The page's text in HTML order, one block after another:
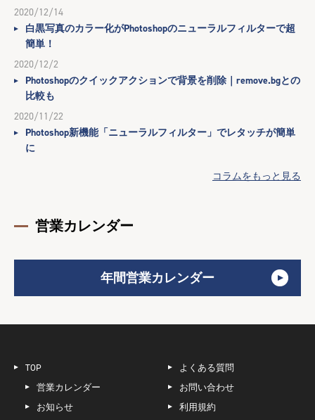
2020/12/14
白黒写真のカラー化がPhotoshopのニューラルフィルターで超
簡単！
2020/12/2
Photoshopのクイックアクションで背景を削除｜remove.bgとの
比較も
2020/11/22
Photoshop新機能「ニューラルフィルター」でレタッチが簡単
に
コラムをもっと見る
営業カレンダー
年間営業カレンダー
TOP
営業カレンダー
お知らせ
よくある質問
お問い合わせ
利用規約